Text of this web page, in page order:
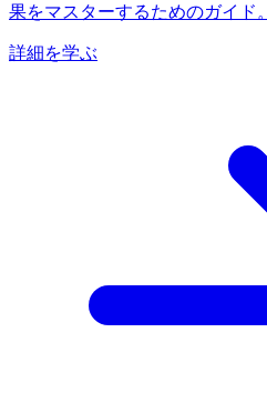
果をマスターするためのガイド。
詳細を学ぶ